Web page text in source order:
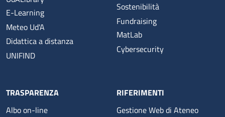
E-Learning
Meteo Ud'A
Didattica a distanza
UNIFIND
Sostenibilità
Fundraising
MatLab
Cybersecurity
TRASPARENZA
Albo on-line
RIFERIMENTI
Gestione Web di Ateneo